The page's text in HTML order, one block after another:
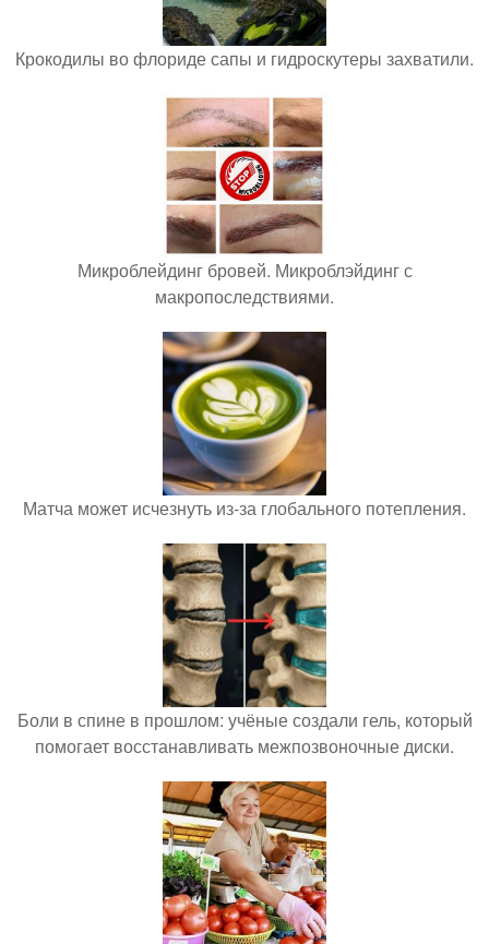
Крокодилы во флориде сапы и гидроскутеры захватили.
Микроблейдинг бровей. Микроблэйдинг с
макропоследствиями.
Матча может исчезнуть из-за глобального потепления.
Боли в спине в прошлом: учёные создали гель, который
помогает восстанавливать межпозвоночные диски.